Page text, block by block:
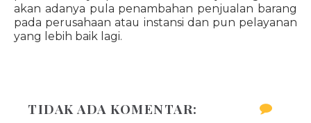
akan adanya pula penambahan penjualan barang
pada perusahaan atau instansi dan pun pelayanan
yang lebih baik lagi.
TIDAK ADA KOMENTAR: